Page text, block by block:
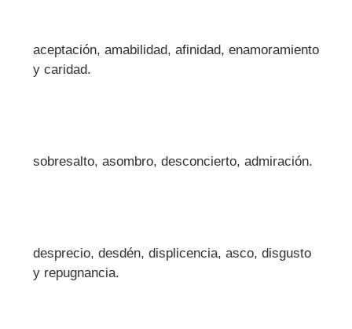
aceptación, amabilidad, afinidad, enamoramiento
y caridad.
sobresalto, asombro, desconcierto, admiración.
desprecio, desdén, displicencia, asco, disgusto
y repugnancia.